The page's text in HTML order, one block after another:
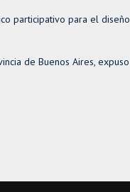
participativo para el diseño
de Buenos Aires, expuso